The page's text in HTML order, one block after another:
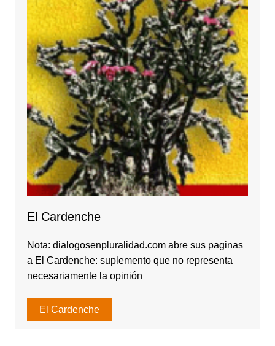
El Cardenche
Nota: dialogosenpluralidad.com abre sus paginas
a El Cardenche: suplemento que no representa
necesariamente la opinión
El Cardenche